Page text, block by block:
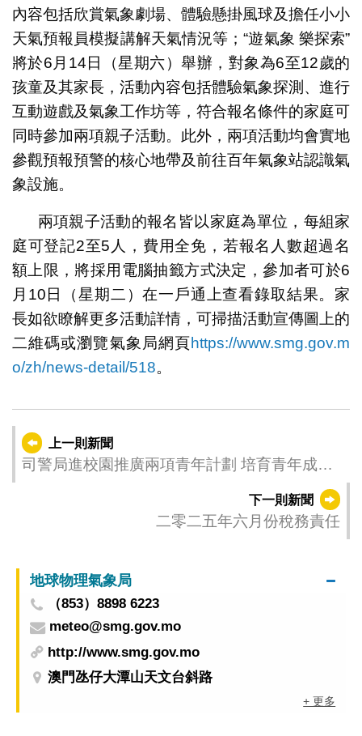
內容包括欣賞氣象劇場、體驗懸掛風球及擔任小小
天氣預報員模擬講解天氣情況等；“遊氣象 樂探索”
將於6月14日（星期六）舉辦，對象為6至12歲的
孩童及其家長，活動內容包括體驗氣象探測、進行
互動遊戲及氣象工作坊等，符合報名條件的家庭可
同時參加兩項親子活動。此外，兩項活動均會實地
參觀預報預警的核心地帶及前往百年氣象站認識氣
象設施。
兩項親子活動的報名皆以家庭為單位，每組家
庭可登記2至5人，費用全免，若報名人數超過名
額上限，將採用電腦抽籤方式決定，參加者可於6
月10日（星期二）在一戶通上查看錄取結果。家
長如欲瞭解更多活動詳情，可掃描活動宣傳圖上的
二維碼或瀏覽氣象局網頁https://www.smg.gov.m
o/zh/news-detail/518。
上一則新聞
司警局進校園推廣兩項青年計劃 培育青年成社
下一則新聞
二零二五年六月份稅務責任
地球物理氣象局
（853）8898 6223
meteo@smg.gov.mo
http://www.smg.gov.mo
澳門氹仔大潭山天文台斜路
+ 更多